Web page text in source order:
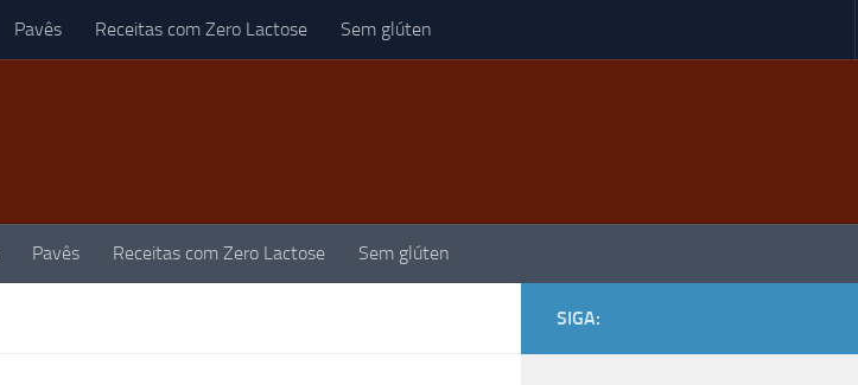
Pavês Receitas com Zero Lactose Sem glúten
Pavês Receitas com Zero Lactose Sem glúten
SIGA: